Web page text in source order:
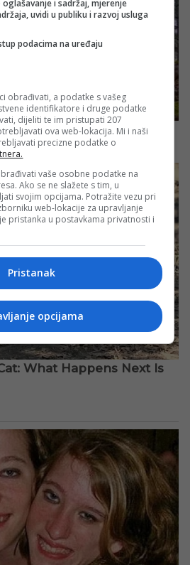
i sadržaj, mjerenje
uvidi u publiku i razvoj usluga
podacima na uređaju
obrađivati, a podatke s vašeg
identifikatore i druge podatke
dijeliti te im pristupati 207
ova web-lokacija. Mi i naši
precizne podatke o
vaše osobne podatke na
Ako se ne slažete s tim, u
svojim opcijama. Potražite vezu pri
web-lokacije za upravljanje
pristanka u postavkama privatnosti i
Pristanak
opcijama